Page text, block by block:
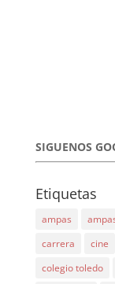
SIGUENOS
Etiquetas
ampas
carrera
cine
colegio toledo